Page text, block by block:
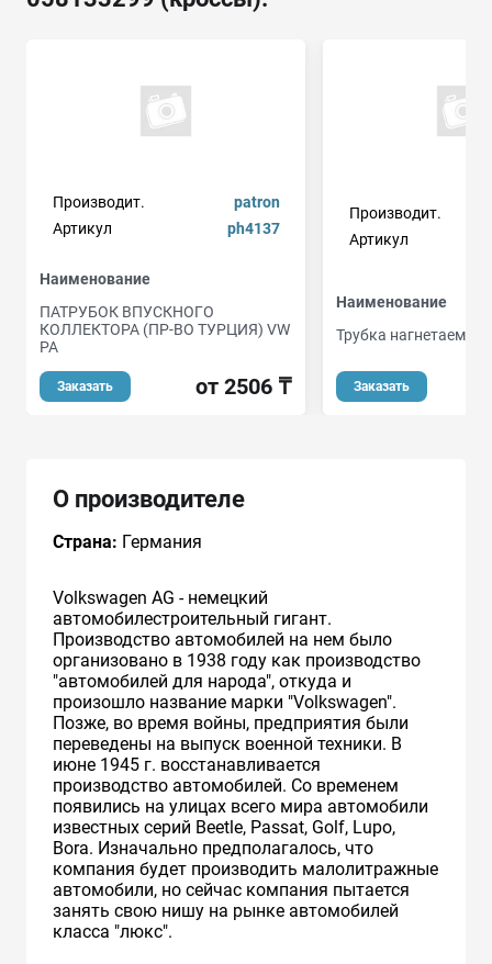
Производит.
patron
Артикул
ph4137
Наименование
ПАТРУБОК ВПУСКНОГО
КОЛЛЕКТОРА (ПР-ВО ТУРЦИЯ) VW
PA
Заказать от 2506 ₸
Производит.
Артикул
Наименование
Трубка
Заказать
О производителе
Страна: Германия
Volkswagen AG - немецкий
автомобилестроительный гигант.
Производство автомобилей на нем было
организовано в 1938 году как производство
"автомобилей для народа", откуда и
произошло название марки "Volkswagen".
Позже, во время войны, предприятия были
переведены на выпуск военной техники. В
июне 1945 г. восстанавливается
производство автомобилей. Cо временем
появились на улицах всего мира автомобили
известных серий Beetle, Passat, Golf, Lupo,
Bora. Изначально предполагалось, что
компания будет производить малолитражные
автомобили, но сейчас компания пытается
занять свою нишу на рынке автомобилей
класса "люкс".